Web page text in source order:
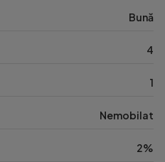
Bună
4
1
Nemobilat
2%